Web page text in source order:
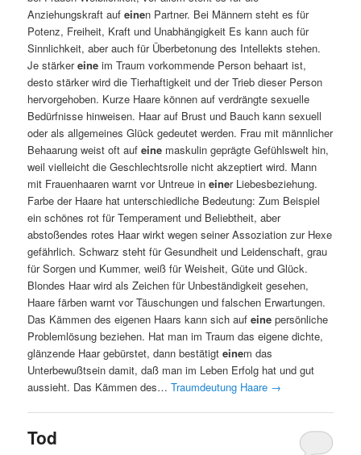
Anziehungskraft aufeinen Partner. Bei Männern steht es für
Potenz, Freiheit, Kraft und Unabhängigkeit Es kann auch für
Sinnlichkeit, aber auch für Überbetonung des Intellekts stehen.
Je stärkereine im Traum vorkommende Person behaart ist,
desto stärker wird die Tierhaftigkeit und der Trieb dieser Person
hervorgehoben. Kurze Haare können auf verdrängte sexuelle
Bedürfnisse hinweisen. Haar auf Brust und Bauch kann sexuell
oder als allgemeines Glück gedeutet werden. Frau mit männlicher
Behaarung weist oft aufeine maskulin geprägte Gefühlswelt hin,
weil vielleicht die Geschlechtsrolle nicht akzeptiert wird. Mann
mit Frauenhaaren warnt vor Untreue ineiner Liebesbeziehung.
Farbe der Haare hat unterschiedliche Bedeutung: Zum Beispiel
ein schönes rot für Temperament und Beliebtheit, aber
abstoßendes rotes Haar wirkt wegen seiner Assoziation zur Hexe
gefährlich. Schwarz steht für Gesundheit und Leidenschaft, grau
für Sorgen und Kummer, weiß für Weisheit, Güte und Glück.
Blondes Haar wird als Zeichen für Unbeständigkeit gesehen,
Haare färben warnt vor Täuschungen und falschen Erwartungen.
Das Kämmen des eigenen Haars kann sich aufeine persönliche
Problemlösung beziehen. Hat man im Traum das eigene dichte,
glänzende Haar gebürstet, dann bestätigteinem das
Unterbewußtsein damit, daß man im Leben Erfolg hat und gut
aussieht. Das Kämmen des…Traumdeutung Haare →
Tod